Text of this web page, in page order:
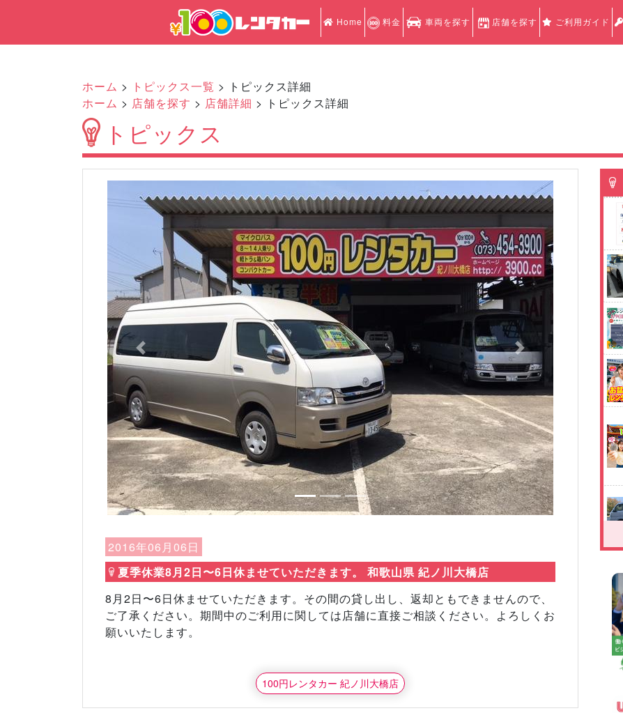
Home 料金 車両を探す 店舗を探す ご利用ガイド
ホーム > トピックス一覧 > トピックス詳細
ホーム > 店舗を探す > 店舗詳細 > トピックス詳細
トピックス
Previous Next
2016年06月06日
夏季休業8月2日〜6日休ませていただきます。 和歌山県 紀ノ川大橋店
8月2日〜6日休ませていただきます。その間の貸し出し、返却ともできませんので、
ご了承ください。期間中のご利用に関しては店舗に直接ご相談ください。よろしくお
願いいたします。
100円レンタカー 紀ノ川大橋店